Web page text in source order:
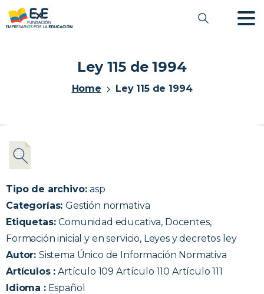
Ley 115 de 1994
Home Ley 115 de 1994
Tipo de archivo:asp
Categorías:Gestión normativa
Etiquetas:Comunidad educativa, Docentes,
Formación inicial y en servicio, Leyes y decretos ley
Autor: Sistema Único de Información Normativa
Artículos : Artículo 109 Artículo 110 Artículo 111
Idioma :Español